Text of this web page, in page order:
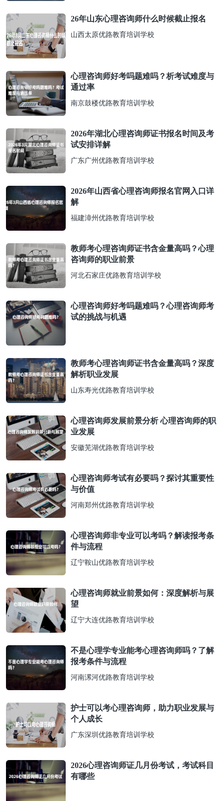
26年山东心理咨询师什么时候截止报名
山西太原优路教育培训学校
心理咨询师好考吗题难吗？析考试难度与
通过率
南京鼓楼优路教育培训学校
2026年湖北心理咨询师证书报名时间及考
试安排详解
广东广州优路教育培训学校
2026年山西省心理咨询师报名官网入口详
解
福建漳州优路教育培训学校
教师考心理咨询师证书含金量高吗？心理
咨询师的职业前景
河北石家庄优路教育培训学校
心理咨询师好考吗题难吗？心理咨询师考
试的挑战与机遇
教师考心理咨询师证书含金量高吗？深度
解析职业发展
山东寿光优路教育培训学校
心理咨询师发展前景分析 心理咨询师的职
业发展
安徽芜湖优路教育培训学校
心理咨询师考试有必要吗？探讨其重要性
与价值
河南郑州优路教育培训学校
心理咨询师非专业可以考吗？解读报考条
件与流程
辽宁鞍山优路教育培训学校
心理咨询师就业前景如何：深度解析与展
望
辽宁大连优路教育培训学校
不是心理学专业能考心理咨询师吗？了解
报考条件与流程
河南漯河优路教育培训学校
护士可以考心理咨询师，助力职业发展与
个人成长
广东深圳优路教育培训学校
2026心理咨询师证几月份考试，考试科目
有哪些